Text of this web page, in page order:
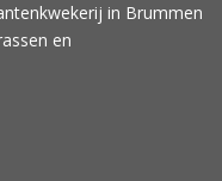
in Brummen
en